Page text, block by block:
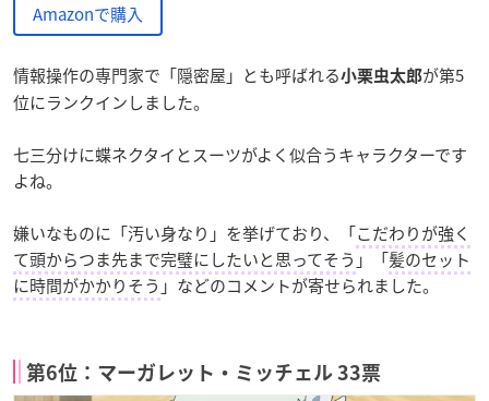
Amazonで購入
情報操作の専門家で「隠密屋」とも呼ばれる小栗虫太郎が第5
位にランクインしました。
七三分けに蝶ネクタイとスーツがよく似合うキャラクターです
よね。
嫌いなものに「汚い身なり」を挙げており、「こだわりが強く
て頭からつま先まで完璧にしたいと思ってそう 」「髪のセット
に時間がかかりそう 」などのコメントが寄せられました。
第6位：マーガレット・ミッチェル 33票